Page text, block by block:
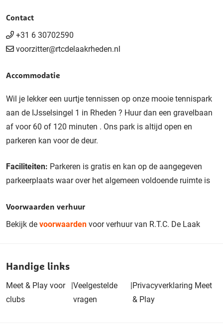
Contact
+31 6 30702590
voorzitter@rtcdelaakrheden.nl
Accommodatie
Wil je lekker een uurtje tennissen op onze mooie tennispark
aan de IJsselsingel 1 in Rheden ? Huur dan een gravelbaan
af voor 60 of 120 minuten . Ons park is altijd open en
parkeren kan voor de deur.
Faciliteiten: Parkeren is gratis en kan op de aangegeven
parkeerplaats waar over het algemeen voldoende ruimte is
Voorwaarden verhuur
Bekijk de voorwaarden voor verhuur van R.T.C. De Laak
Handige links
Meet & Play voor
clubs
|Veelgestelde
vragen
|Privacyverklaring Meet
& Play